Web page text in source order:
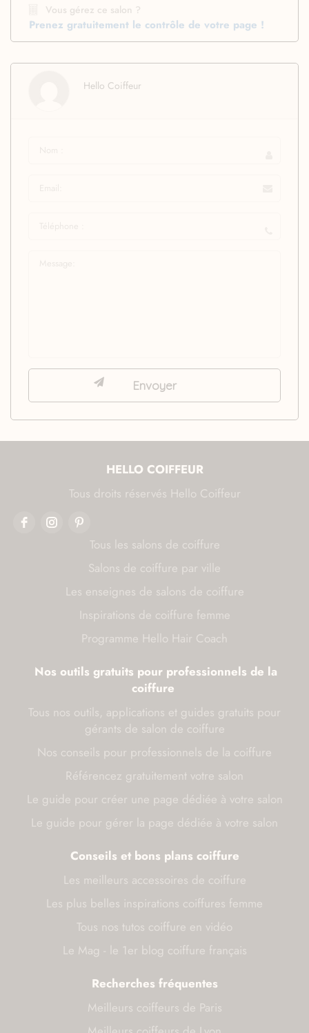
Vous gérez ce salon ?
Prenez gratuitement le contrôle de votre page !
Hello Coiffeur
HELLO COIFFEUR
Tous droits réservés Hello Coiffeur
Tous les salons de coiffure
Salons de coiffure par ville
Les enseignes de salons de coiffure
Inspirations de coiffure femme
Programme Hello Hair Coach
Nos outils gratuits pour professionnels de la
coiffure
Tous nos outils, applications et guides gratuits pour
gérants de salon de coiffure
Nos conseils pour professionnels de la coiffure
Référencez gratuitement votre salon
Le guide pour créer une page dédiée à votre salon
Le guide pour gérer la page dédiée à votre salon
Conseils et bons plans coiffure
Les meilleurs accessoires de coiffure
Les plus belles inspirations coiffures femme
Tous nos tutos coiffure en vidéo
Le Mag - le 1er blog coiffure français
Recherches fréquentes
Meilleurs coiffeurs de Paris